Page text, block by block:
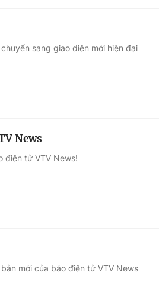
sang giao diện mới hiện đại
News
điện tử VTV News!
mới của báo điện tử VTV News